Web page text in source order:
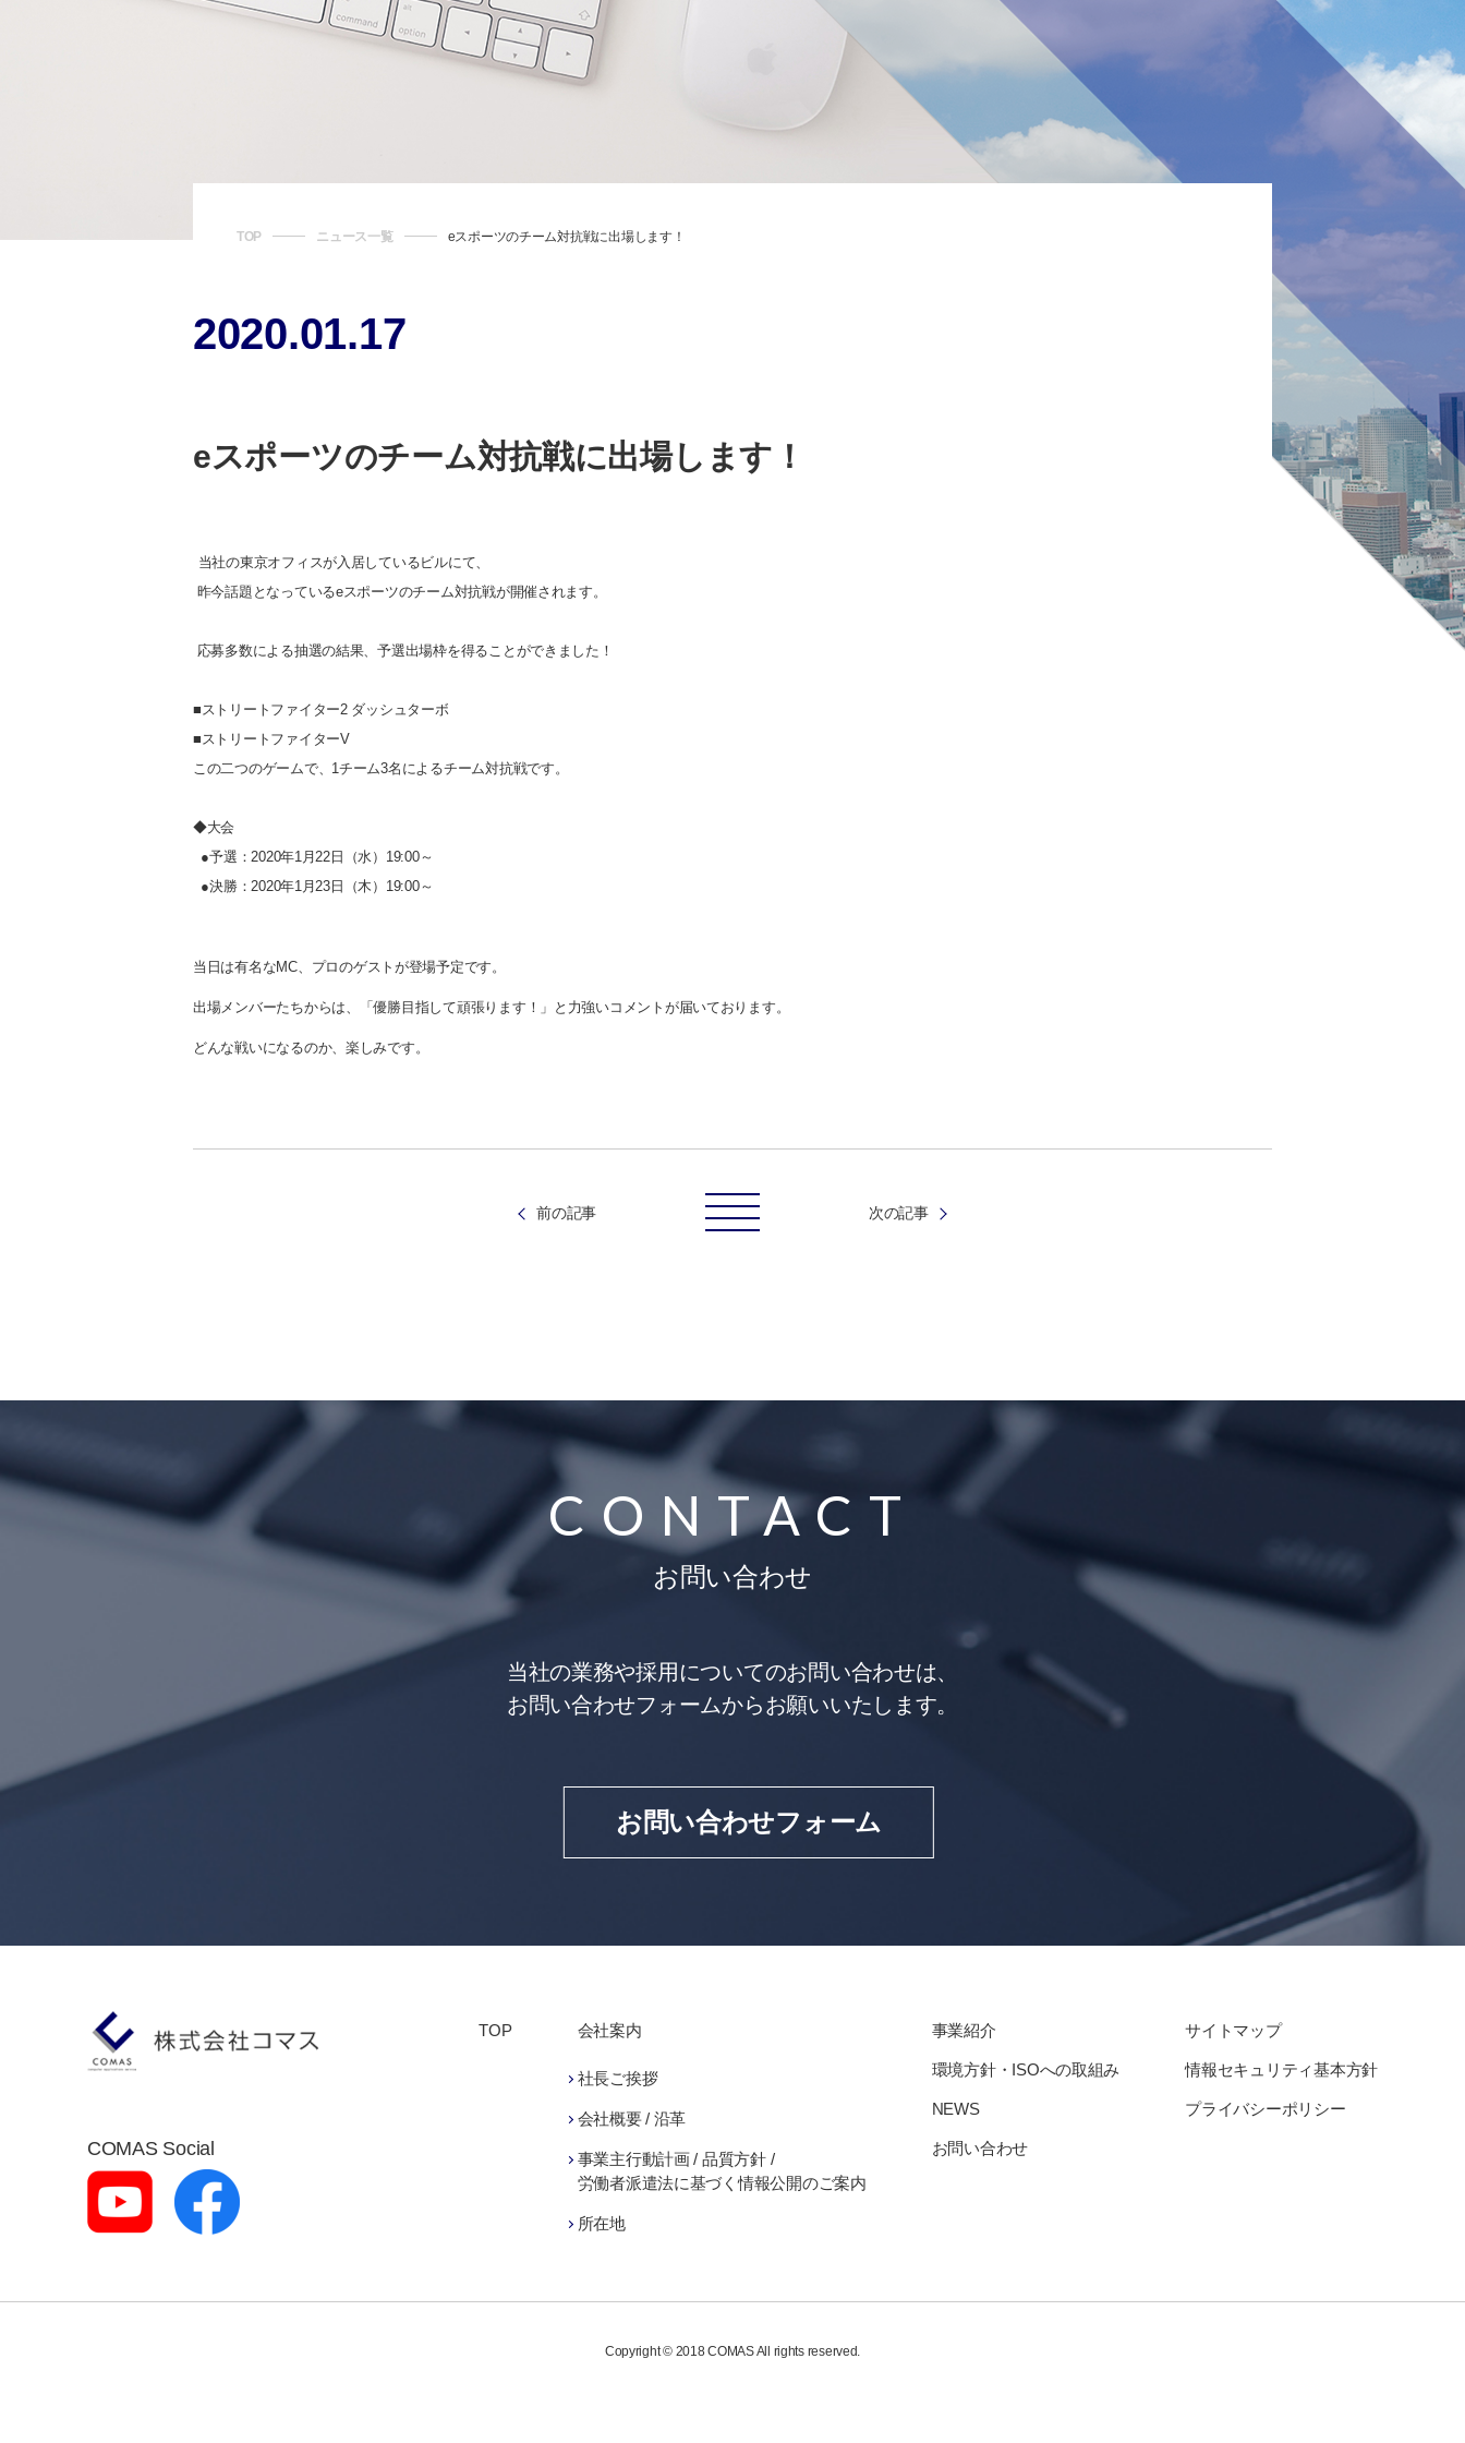
TOP ニュース一覧 eスポーツのチーム対抗戦に出場します！
2020.01.17
eスポーツのチーム対抗戦に出場します！
当社の東京オフィスが入居しているビルにて、
昨今話題となっているeスポーツのチーム対抗戦が開催されます。
応募多数による抽選の結果、予選出場枠を得ることができました！
■ストリートファイター2 ダッシュターボ
■ストリートファイターV
この二つのゲームで、1チーム3名によるチーム対抗戦です。
◆大会
●予選：2020年1月22日（水）19:00～
●決勝：2020年1月23日（木）19:00～
当日は有名なMC、プロのゲストが登場予定です。
出場メンバーたちからは、「優勝目指して頑張ります！」と力強いコメントが届いております。
どんな戦いになるのか、楽しみです。
前の記事 次の記事
CONTACT
お問い合わせ
当社の業務や採用についてのお問い合わせは、
お問い合わせフォームからお願いいたします。
お問い合わせフォーム
COMAS Social
TOP 会社案内
社長ご挨拶
会社概要 / 沿革
事業主行動計画 / 品質方針 /
労働者派遣法に基づく情報公開のご案内
所在地
事業紹介
環境方針・ISOへの取組み
NEWS
お問い合わせ
サイトマップ
情報セキュリティ基本方針
プライバシーポリシー
Copyright © 2018 COMAS All rights reserved.